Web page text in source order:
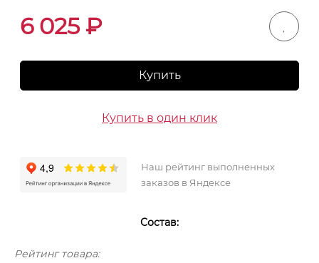
6 025₽
Купить
Купить в один клик
Наш рейтинг выполненных
заказов в Яндексе
Состав:
Рейтинг товара: